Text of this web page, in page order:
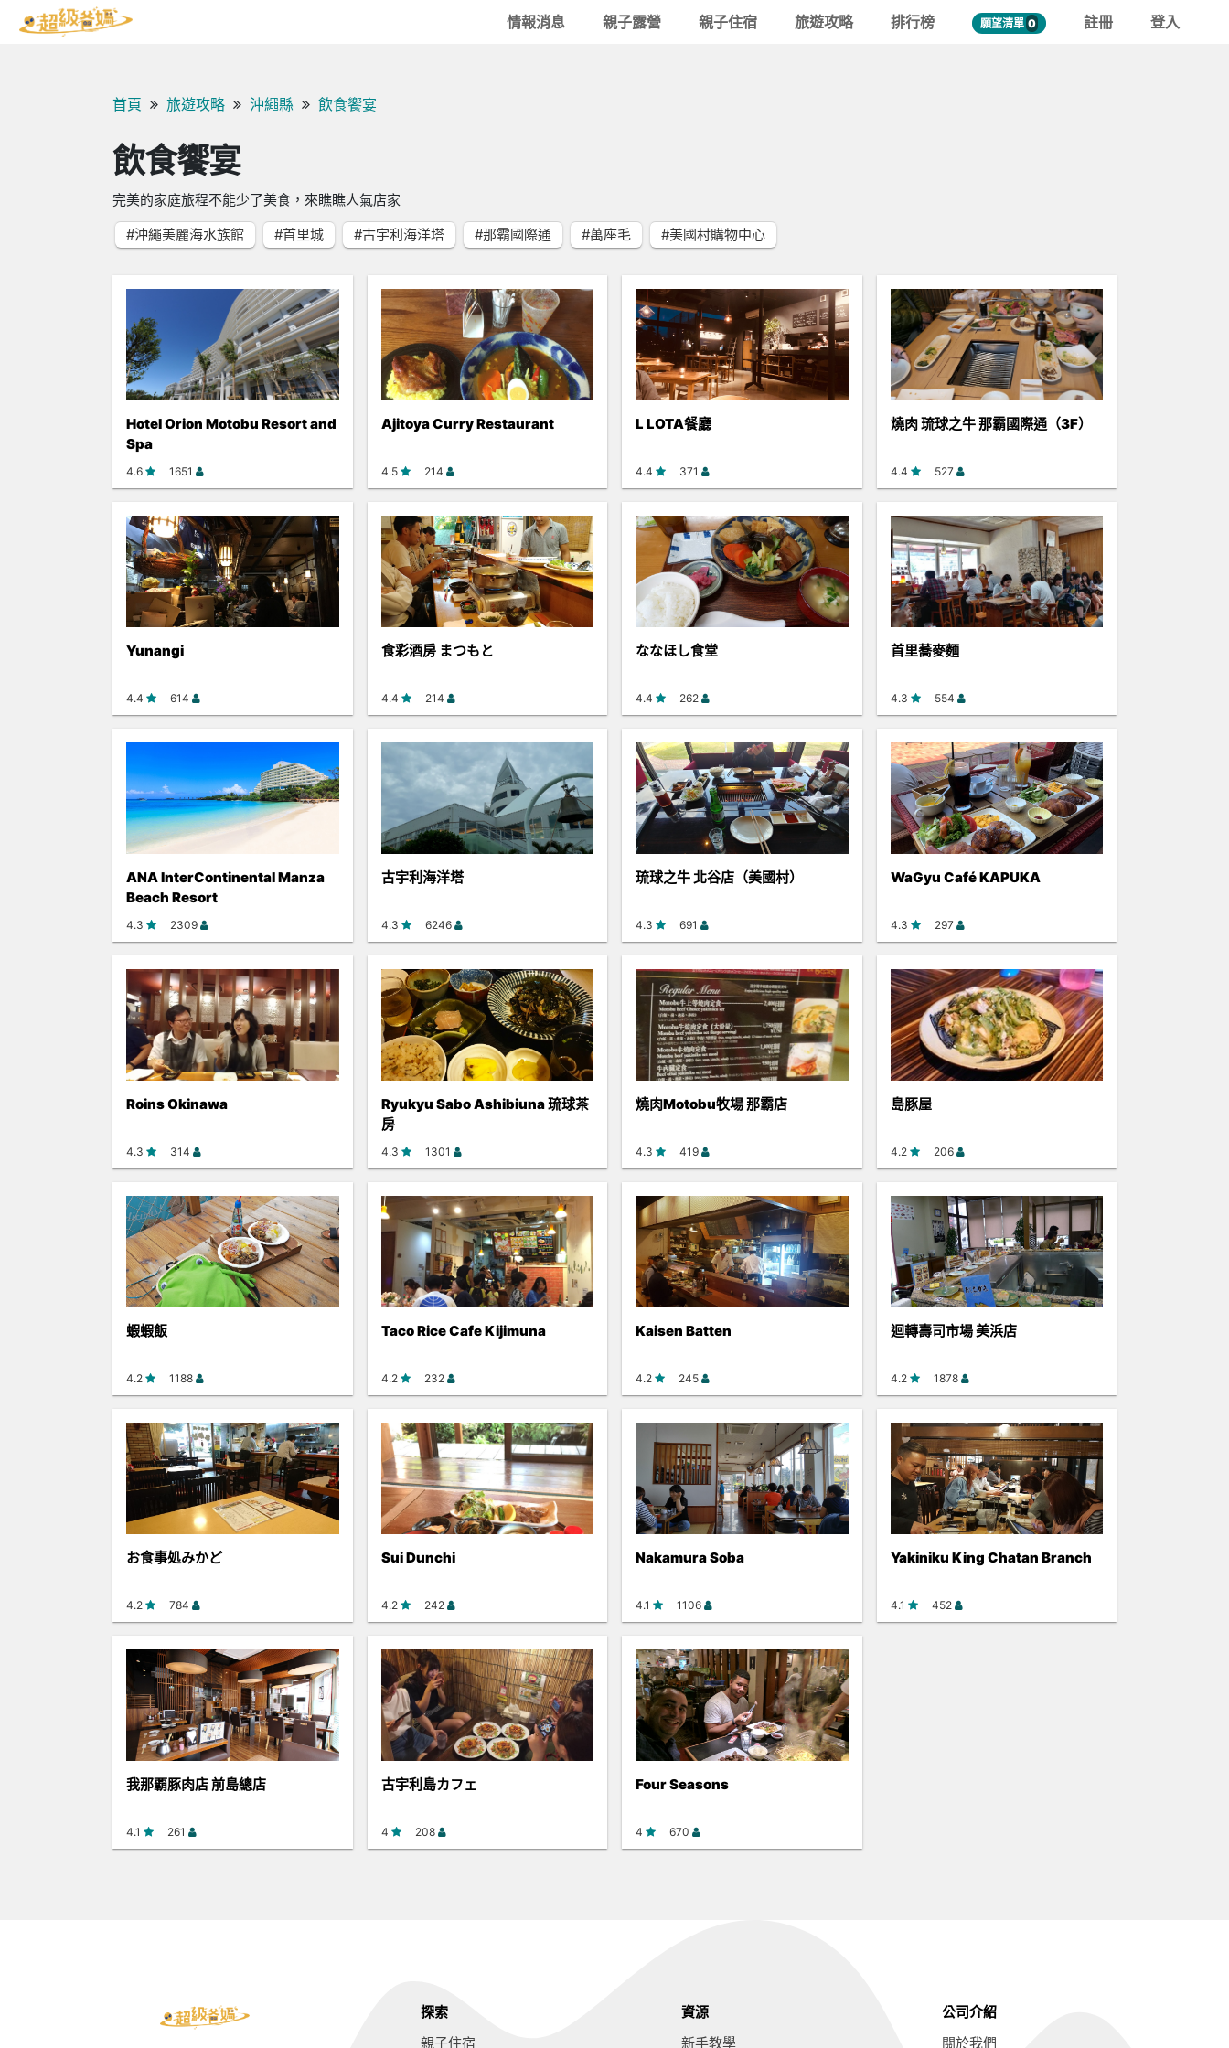
情報消息 親子露營 親子住宿 旅遊攻略 排行榜 願望清單 0 註冊 登入
首頁 旅遊攻略 沖繩縣 飲食饗宴
飲食饗宴
完美的家庭旅程不能少了美食，來瞧瞧人氣店家
#沖繩美麗海水族館
#首里城 #古宇利海洋塔 #那霸國際通 #萬座毛 #美國村購物中心
Hotel Orion Motobu Resort and
Spa
4.6 1651
Ajitoya Curry Restaurant
4.5 214
L LOTA餐廳
4.4 371
燒肉 琉球之牛 那霸國際通（3F）
4.4 527
Yunangi
4.4 614
食彩酒房 まつもと
4.4 214
ななほし食堂
4.4 262
首里蕎麥麵
4.3 554
ANA InterContinental Manza
Beach Resort
4.3 2309
古宇利海洋塔
4.3 6246
琉球之牛 北谷店（美國村）
4.3 691
WaGyu Café KAPUKA
4.3 297
Roins Okinawa
4.3 314
Ryukyu Sabo Ashibiuna 琉球茶
房
4.3 1301
燒肉Motobu牧場 那霸店
4.3 419
島豚屋
4.2 206
蝦蝦飯
4.2 1188
Taco Rice Cafe Kijimuna
4.2 232
Kaisen Batten
4.2 245
迴轉壽司市場 美浜店
4.2 1878
お食事処みかど
4.2 784
Sui Dunchi
4.2 242
Nakamura Soba
4.1 1106
Yakiniku King Chatan Branch
4.1 452
我那覇豚肉店 前島總店
4.1 261
古宇利島カフェ
4 208
Four Seasons
4 670
探索
親子住宿
資源
新手教學
公司介紹
關於我們